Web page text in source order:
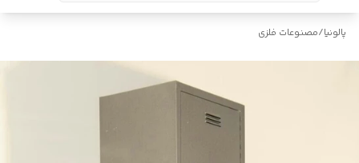
پالونیا/مصنوعات فلزی